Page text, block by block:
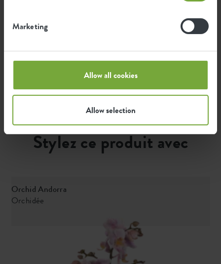
Marketing
Allow all cookies
Allow selection
pour la production de ce produit
de CO2 du groupe elho. Pour calculer l'empreinte par
produit, nous divisons l'empreinte carbone totale par
Stylez ce produit avec
Orchid Andorra
Orchidée